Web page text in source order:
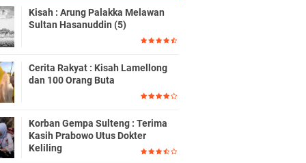
Kisah : Arung Palakka Melawan
Sultan Hasanuddin (5)
Cerita Rakyat : Kisah Lamellong
dan 100 Orang Buta
Korban Gempa Sulteng : Terima
Kasih Prabowo Utus Dokter
Keliling